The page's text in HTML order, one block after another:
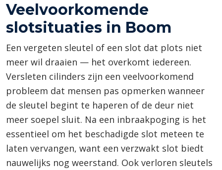
Veelvoorkomende
slotsituaties in Boom
Een vergeten sleutel of een slot dat plots niet
meer wil draaien — het overkomt iedereen.
Versleten cilinders zijn een veelvoorkomend
probleem dat mensen pas opmerken wanneer
de sleutel begint te haperen of de deur niet
meer soepel sluit. Na een inbraakpoging is het
essentieel om het beschadigde slot meteen te
laten vervangen, want een verzwakt slot biedt
nauwelijks nog weerstand. Ook verloren sleutels